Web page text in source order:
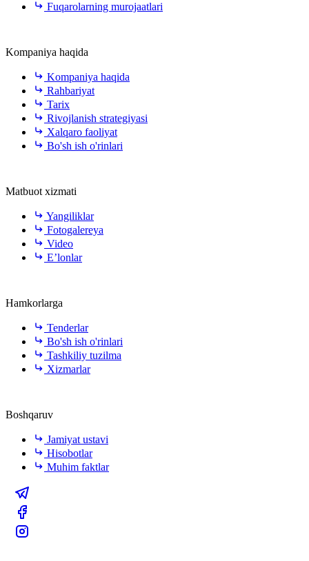
Fuqarolarning murojaatlari
Kompaniya haqida
Kompaniya haqida
Rahbariyat
Tarix
Rivojlanish strategiyasi
Xalqaro faoliyat
Bo'sh ish o'rinlari
Matbuot xizmati
Yangiliklar
Fotogalereya
Video
E’lonlar
Hamkorlarga
Tenderlar
Bo'sh ish o'rinlari
Tashkiliy tuzilma
Xizmarlar
Boshqaruv
Jamiyat ustavi
Hisobotlar
Muhim faktlar